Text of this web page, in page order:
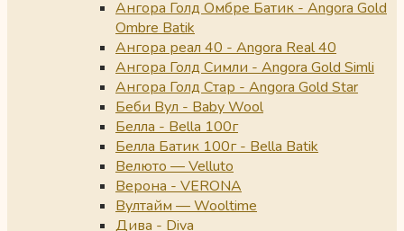
Ангора Голд Омбре Батик - Angora Gold
Ombre Batik
Ангора реал 40 - Angora Real 40
Ангора Голд Симли - Angora Gold Simli
Ангора Голд Стар - Angora Gold Star
Беби Вул - Baby Wool
Белла - Bella 100г
Белла Батик 100г - Bella Batik
Велюто — Velluto
Верона - VERONA
Вултайм — Wooltime
Дива - Diva